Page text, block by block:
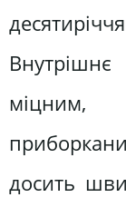
міцним,
досить